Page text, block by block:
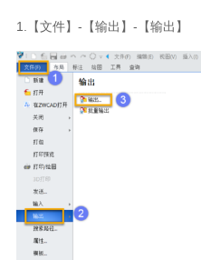
1. 【文件】 - 【输出】 - 【输出】